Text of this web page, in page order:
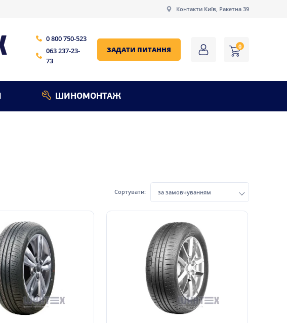
Контакти Київ, Ракетна 39
0 800 750-523
063 237-23-
73
ЗАДАТИ ПИТАННЯ 0
ШИНОМОНТАЖ
Сортувати: за замовчуванням